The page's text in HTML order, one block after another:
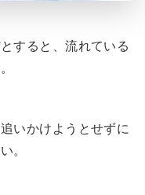
すると、流れている
いかけようとせずに
。